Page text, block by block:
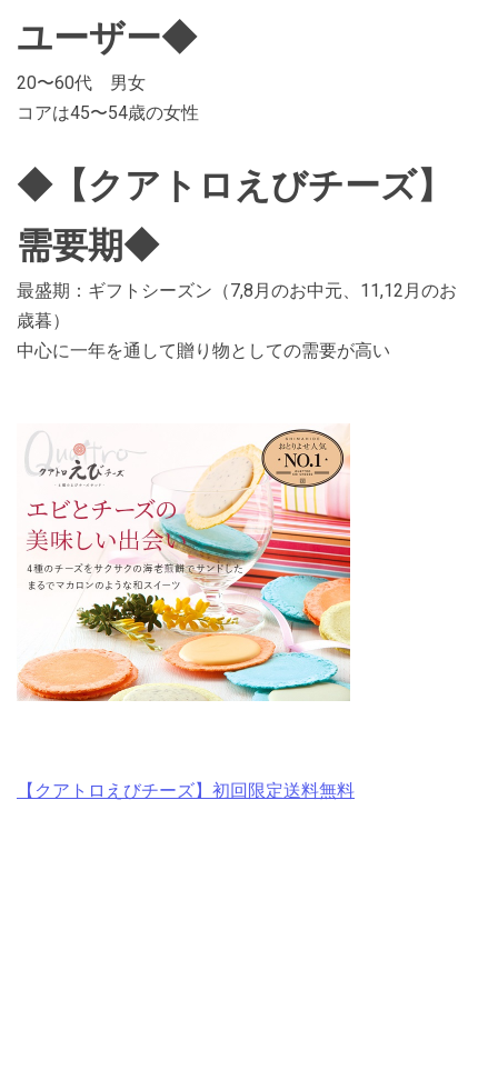
ユーザー◆
20〜60代 男女
コアは45〜54歳の女性
◆【クアトロえびチーズ】
需要期◆
最盛期：ギフトシーズン（7,8月のお中元、11,12月のお
歳暮）
中心に一年を通して贈り物としての需要が高い
【クアトロえびチーズ】初回限定送料無料